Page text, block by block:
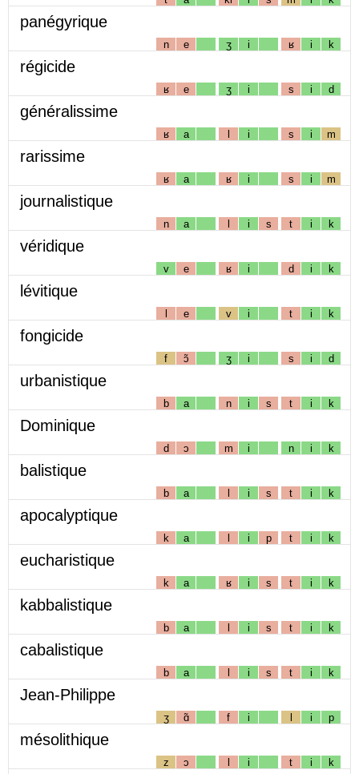
panégyrique
n e ʒ i ʁ i k
régicide
ʁ e ʒ i s i d
généralissime
ʁ a l i s i m
rarissime
ʁ a ʁ i s i m
journalistique
n a l i s t i k
véridique
v e ʁ i d i k
lévitique
l e v i t i k
fongicide
f ɔ̃ ʒ i s i d
urbanistique
b a n i s t i k
Dominique
d ɔ m i n i k
balistique
b a l i s t i k
apocalyptique
k a l i p t i k
eucharistique
k a ʁ i s t i k
kabbalistique
b a l i s t i k
cabalistique
b a l i s t i k
Jean-Philippe
ʒ ɑ̃ f i l i p
mésolithique
z ɔ l i t i k